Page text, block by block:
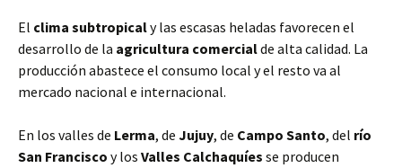
El clima subtropicaly las escasas heladas favorecen el
desarrollo de la agricultura comercialde alta calidad. La
producción abastece el consumo local y el resto va al
mercado nacional e internacional.
En los valles de Lerma, de Jujuy, de Campo Santo, del río
San Francisco y los Valles Calchaquíes se producen